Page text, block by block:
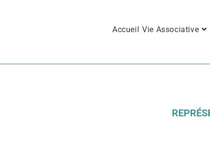
Accueil Vie Associative